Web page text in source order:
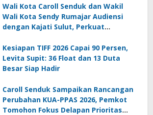
Wali Kota Caroll Senduk dan Wakil
Wali Kota Sendy Rumajar Audiensi
dengan Kajati Sulut, Perkuat
Kesiapan TIFF 2026 Capai 90 Persen,
Levita Supit: 36 Float dan 13 Duta
Besar Siap Hadir
Caroll Senduk Sampaikan Rancangan
Perubahan KUA-PPAS 2026, Pemkot
Tomohon Fokus Delapan Prioritas